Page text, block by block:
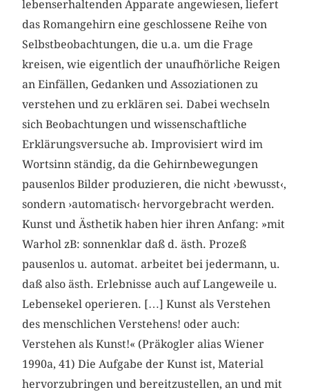
lebenserhaltenden Apparate angewiesen, liefert
das Romangehirn eine geschlossene Reihe von
Selbstbeobachtungen, die u.a. um die Frage
kreisen, wie eigentlich der unaufhörliche Reigen
an Einfällen, Gedanken und Assoziationen zu
verstehen und zu erklären sei. Dabei wechseln
sich Beobachtungen und wissenschaftliche
Erklärungsversuche ab. Improvisiert wird im
Wortsinn ständig, da die Gehirnbewegungen
pausenlos Bilder produzieren, die nicht ›bewusst‹,
sondern ›automatisch‹ hervorgebracht werden.
Kunst und Ästhetik haben hier ihren Anfang: »mit
Warhol zB: sonnenklar daß d. ästh. Prozeß
pausenlos u. automat. arbeitet bei jedermann, u.
daß also ästh. Erlebnisse auch auf Langeweile u.
Lebensekel operieren. […] Kunst als Verstehen
des menschlichen Verstehens! oder auch:
Verstehen als Kunst!« (Präkogler alias Wiener
1990a, 41) Die Aufgabe der Kunst ist, Material
hervorzubringen und bereitzustellen, an und mit